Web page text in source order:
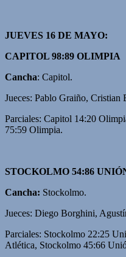
JUEVES 16 DE MAYO:
CAPITOL 98:89 OLIMPIA
Cancha: Capitol.
Jueces: Pablo Graiño,
Parciales: Capitol 14:20
75:59 Olimpia.
STOCKOLMO 54:86
Cancha: Stockolmo.
Jueces: Diego Borghini,
Parciales: Stockolmo 22:25
Atlética, Stockolmo 45:66